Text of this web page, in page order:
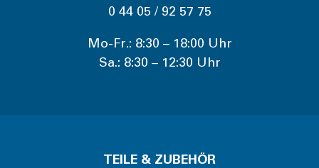
0 44 05 / 92 57 75
Mo-Fr.: 8:30 – 18:00 Uhr
Sa.: 8:30 – 12:30 Uhr
TEILE & ZUBEHÖR